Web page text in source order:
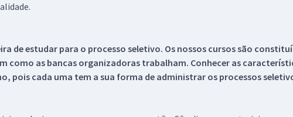
de estudar para o processo seletivo. Os nossos cursos são
como as bancas organizadoras trabalham. Conhecer as
pois cada uma tem a sua forma de administrar os processos